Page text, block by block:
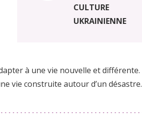
CULTURE
UKRAINIENNE
à une vie nouvelle et différente.
vie construite autour d’un désastre.